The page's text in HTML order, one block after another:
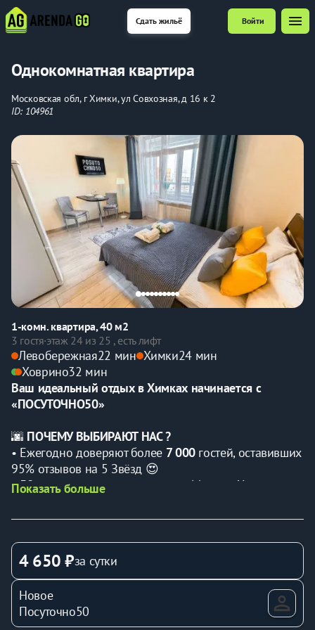
Сдать жильё Войти menu
Однокомнатная квартира
Московская обл, г Химки, ул Совхозная, д 16 к 2
ID: 104961
1-комн. квартира, 40 м2
3 гостя·этаж 24 из 25 , есть лифт
Левобережная22 мин Химки24 мин
Ховрино32 мин
Ваш идеальный отдых в Химках начинается с
«ПОСУТОЧНО50»
🌆 ПОЧЕМУ ВЫБИРАЮТ НАС ?
• Ежегодно доверяют более 7 000 гостей, оставивших
95% отзывов на 5 Звёзд 😍
• 50+ уютных квартир в городах: Москва, Химки,
• Заселение 24/7 без встречи с хозяевами — ключи
💼 Официальные документы для отчётности, оплата
по счёту, можем заключить Договор на постоянное
размещение командировочных.
Показать больше
4 650 ₽за сутки
Новое
Посуточно50